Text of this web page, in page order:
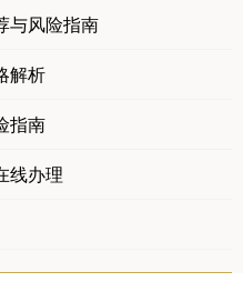
与风险指南
解析
指南
线办理